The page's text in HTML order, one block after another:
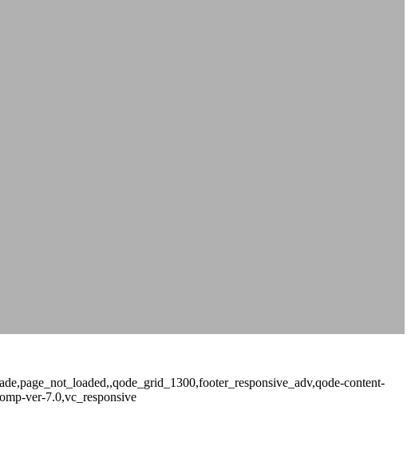
content-
ver-7.0,vc_responsive